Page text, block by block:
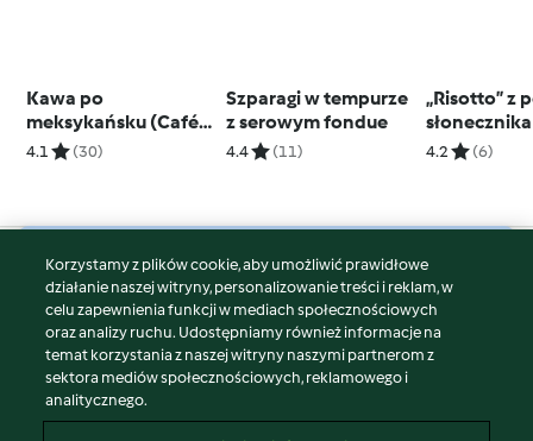
Kawa po
meksykańsku (Café
de Olla)
4.1 (30)
Szparagi w tempurze
z serowym fondue
4.4 (11)
„Risotto” z
czosnkiem
4.2 (6)
© Copyright 2026
Warunki korzystania
Polityka prywatności
Disclaimer
Znak wydawcy
Korzystamy z plików cookie, aby umożliwić prawidłowe
działanie naszej witryny, personalizowanie treści i reklam, w
celu zapewnienia funkcji w mediach społecznościowych
oraz analizy ruchu. Udostępniamy również informacje na
temat korzystania z naszej witryny naszymi partnerom z
sektora mediów społecznościowych, reklamowego i
analitycznego.